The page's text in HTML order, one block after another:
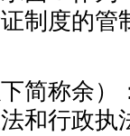
制度的管
称余）
和行政执